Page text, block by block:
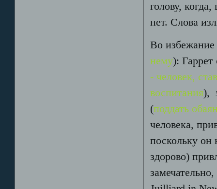
голову,
нет. Слова
Во
нему): Гаррет
- человек,
воспитания),
(поддать
человека,
поскольку он
здорово)